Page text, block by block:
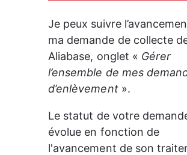
Je peux suivre
ma demande de collecte
Aliabase, onglet « Gérer
l’ensemble de mes
d’enlèvement ».
Le statut de votre
évolue en fonction de
l'avancement de son